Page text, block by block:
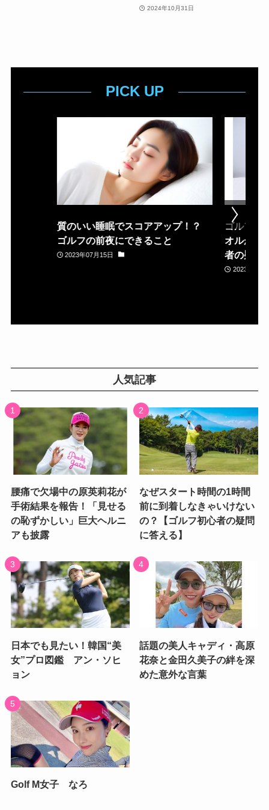
2024年10月31日
PICK UP
質のいい睡眠でスコアアップ！？
ゴルフの前夜にできること
2023年07月15日
ゴルフ場
オルが置
者の疑問
2023年05月
人気記事
腰痛で欠場中の原英莉花が
手術結果を報告！「見せる
の恥ずかしい」巨大ヘルニ
アも披露
なぜスタート時間の1時間
前に到着しなきゃいけない
の？【ゴルフ初心者の疑問
に答える】
日本でも見たい！韓国“美
女”プロ図鑑 アン・ソヒ
ョン
話題の美人キャディ・高原
花奈と金田久美子の絆を深
めた意外な言葉
Golf M女子 なろ